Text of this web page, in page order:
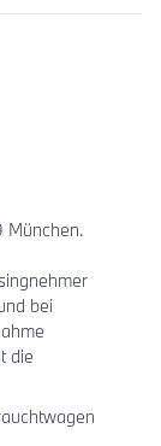
München.
bei
die